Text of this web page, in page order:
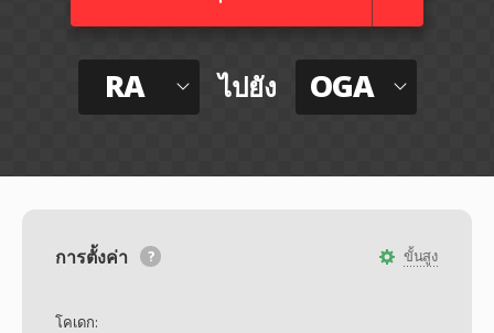
RA ไปยัง OGA
ขั้นสูง
การตั้งค่า
โคเดก: